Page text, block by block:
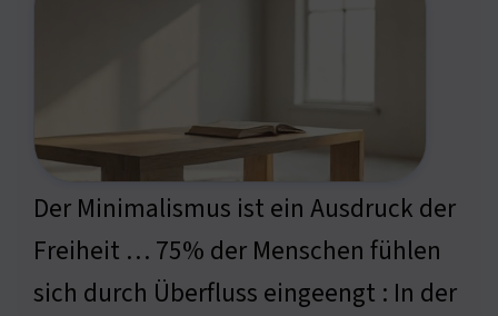
Der Minimalismus ist ein Ausdruck der
Freiheit … 75% der Menschen fühlen
sich durch Überfluss eingeengt : In der